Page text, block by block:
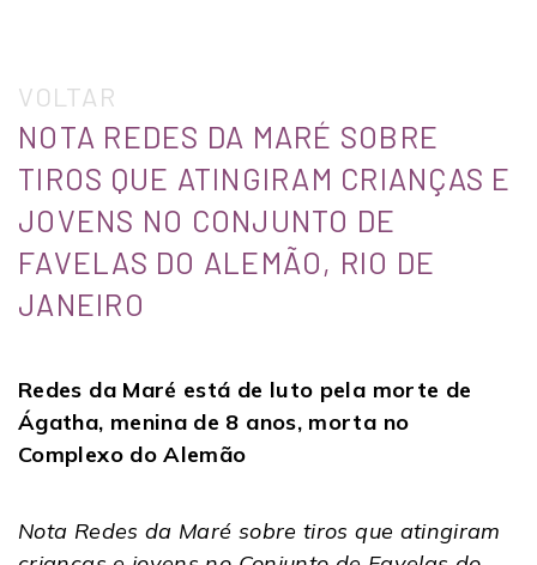
VOLTAR
NOTA REDES DA MARÉ SOBRE
TIROS QUE ATINGIRAM CRIANÇAS E
JOVENS NO CONJUNTO DE
FAVELAS DO ALEMÃO, RIO DE
JANEIRO
Redes da Maré está de luto pela morte de
Ágatha, menina de 8 anos, morta no
Complexo do Alemão
Nota Redes da Maré sobre tiros que atingiram